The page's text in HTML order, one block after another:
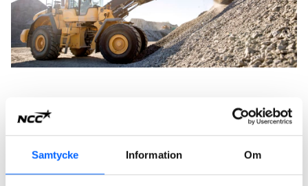
Samtycke Information Om
produktionsskog, god tillgång till bergmaterial av rätt
kvalitet och närhet till befintlig infrastruktur. Domstolen
konstaterar att behovet av ballastmaterial är stort och att
verksamheten kan bedrivas med hänsyn till både miljö och